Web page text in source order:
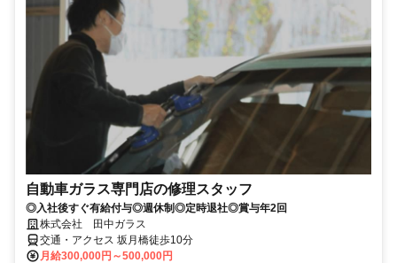
自動車ガラス専門店の修理スタッフ
◎入社後すぐ有給付与◎週休制◎定時退社◎賞与年2回
株式会社 田中ガラス
交通・アクセス 坂月橋徒歩10分
月給300,000円～500,000円